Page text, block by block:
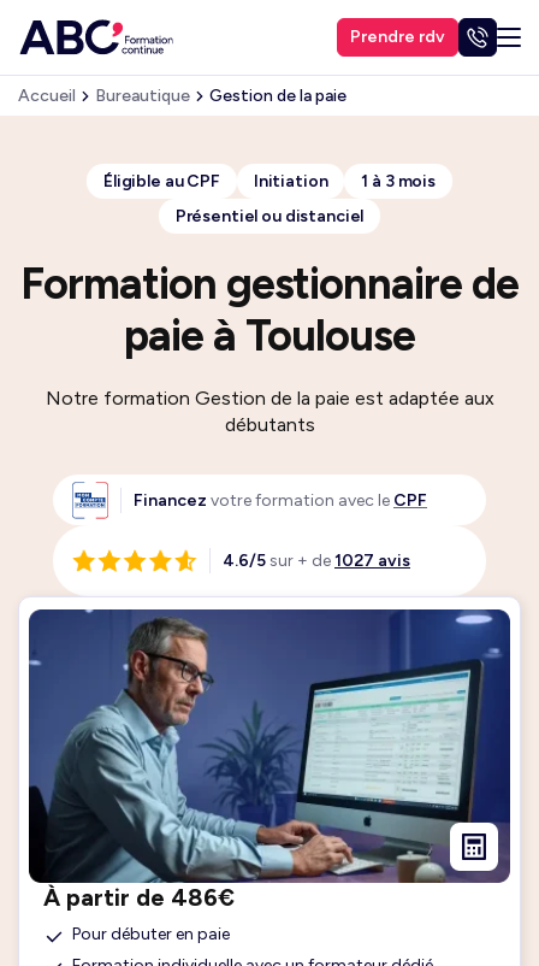
Prendre rdv
Accueil Bureautique Gestion de la paie
Formation gestionnaire de
paie à Toulouse
Éligible au CPF Initiation
1 à 3 mois
Présentiel ou distanciel
Notre formation Gestion de la paie est adaptée aux
débutants
Financez votre formation avec le CPF
4.6/5sur + de1027 avis
À partir de 486€
Pour débuter en paie